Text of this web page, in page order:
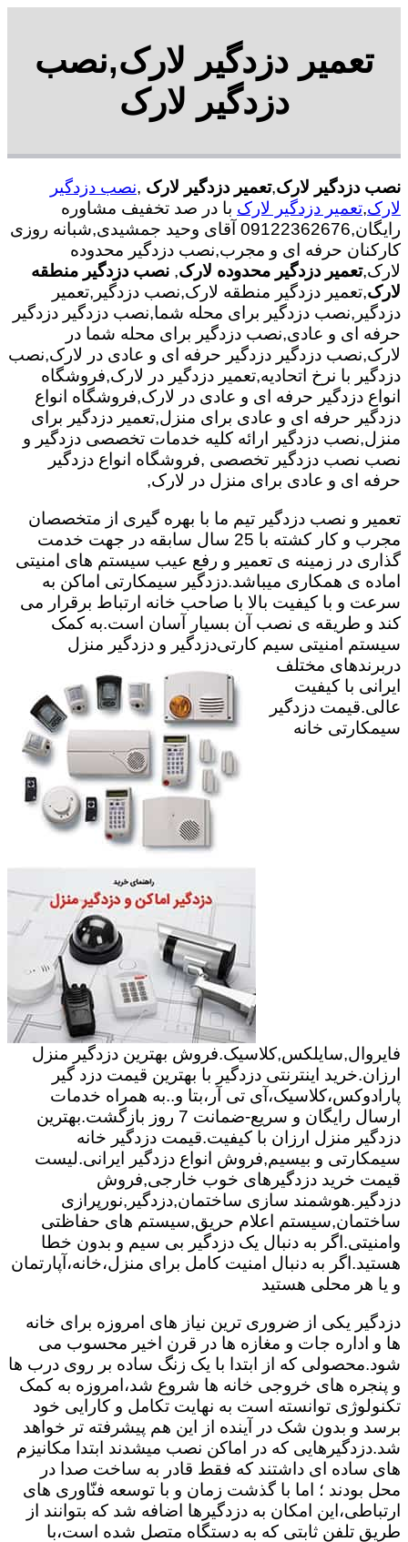
تعمیر دزدگیر لارک,نصب
دزدگیر لارک
نصب دزدگیر لارک,تعمیر دزدگیر لارک ,نصب دزدگیر
لارک,تعمیر دزدگیر لارک با در صد تخفیف مشاوره
رایگان,09122362676 آقای وحید جمشیدی,شبانه روزی
کارکنان حرفه ای و مجرب,نصب دزدگیر محدوده
لارک,تعمیر دزدگیر محدوده لارک, نصب دزدگیر منطقه
لارک,تعمیر دزدگیر منطقه لارک,نصب دزدگیر,تعمیر
دزدگیر,نصب دزدگیر برای محله شما,نصب دزدگیر دزدگیر
حرفه ای و عادی,نصب دزدگیر برای محله شما در
لارک,نصب دزدگیر دزدگیر حرفه ای و عادی در لارک,نصب
دزدگیر با نرخ اتحادیه,تعمیر دزدگیر در لارک,فروشگاه
انواع دزدگیر حرفه ای و عادی در لارک,فروشگاه انواع
دزدگیر حرفه ای و عادی برای منزل,تعمیر دزدگیر برای
منزل,نصب دزدگیر ارائه کلیه خدمات تخصصی دزدگیر و
نصب نصب دزدگیر تخصصی ,فروشگاه انواع دزدگیر
حرفه ای و عادی برای منزل در لارک,
تعمیر و نصب دزدگیر تیم ما با بهره گیری از متخصصان
مجرب و کار کشته با 25 سال سابقه در جهت خدمت
گذاری در زمینه ی تعمیر و رفع عیب سیستم های امنیتی
اماده ی همکاری میباشد.دزدگیر سیمکارتی اماکن به
سرعت و با کیفیت بالا با صاحب خانه ارتباط برقرار می
کند و طریقه ی نصب آن بسیار آسان است.به کمک
سیستم امنیتی سیم کارتیدزدگیر و دزدگیر منزل
دربرندهای مختلف
ایرانی با کیفیت
عالی.قیمت دزدگیر
سیمکارتی خانه
فایروال,سایلکس,کلاسیک.فروش بهترین دزدگیر منزل
ارزان.خرید اینترنتی دزدگیر با بهترین قیمت دزد گیر
پارادوکس،کلاسیک،آی تی آر،بتا و..به همراه خدمات
ارسال رایگان و سریع-ضمانت 7 روز بازگشت.بهترین
دزدگیر منزل ارزان با کیفیت.قیمت دزدگیر خانه
سیمکارتی و بیسیم,فروش انواع دزدگیر ایرانی.لیست
قیمت خرید دزدگیرهای خوب خارجی,فروش
دزدگیر.هوشمند سازی ساختمان,دزدگیر,نورپرازی
ساختمان,سیستم اعلام حریق,سیستم های حفاظتی
وامنیتی.اگر به دنبال یک دزدگیر بی سیم و بدون خطا
هستید.اگر به دنبال امنیت کامل برای منزل،خانه،آپارتمان
و یا هر محلی هستید
دزدگیر یکی از ضروری ترین نیاز های امروزه برای خانه
ها و اداره جات و مغازه ها در قرن اخیر محسوب می
شود.محصولی که از ابتدا با یک زنگ ساده بر روی درب ها
و پنجره های خروجی خانه ها شروع شد،امروزه به کمک
تکنولوژی توانسته است به نهایت تکامل و کارایی خود
برسد و بدون شک در آینده از این هم پیشرفته تر خواهد
شد.دزدگیرهایی که در اماکن نصب میشدند ابتدا مکانیزم
های ساده ای داشتند که فقط قادر به ساخت صدا در
محل بودند ؛ اما با گذشت زمان و با توسعه فنّاوری های
ارتباطی،این امکان به دزدگیرها اضافه شد که بتوانند از
طریق تلفن ثابتی که به دستگاه متصل شده است،با